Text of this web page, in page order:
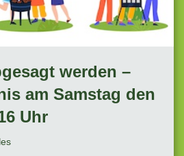
werden –
am Samstag den
Uhr